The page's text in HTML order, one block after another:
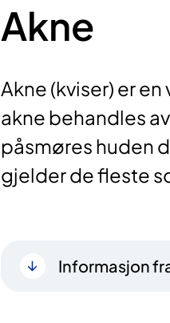
Akne
Akne (kviser) er
akne behandles
påsmøres huden
gjelder de fleste
Informasjon